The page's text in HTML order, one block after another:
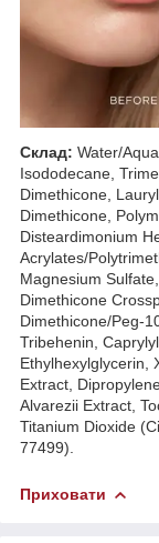
Склад: Water/
Isododecane,
Dimethicone,
Dimethicone,
Disteardimonium
Acrylates/
Magnesium
Dimethicone
Dimethicone/Peg-
Tribehenin,
Ethylhexylglycerin,
Extract,
Alvarezii Extract,
Titanium Dioxide
77499).
Приховати